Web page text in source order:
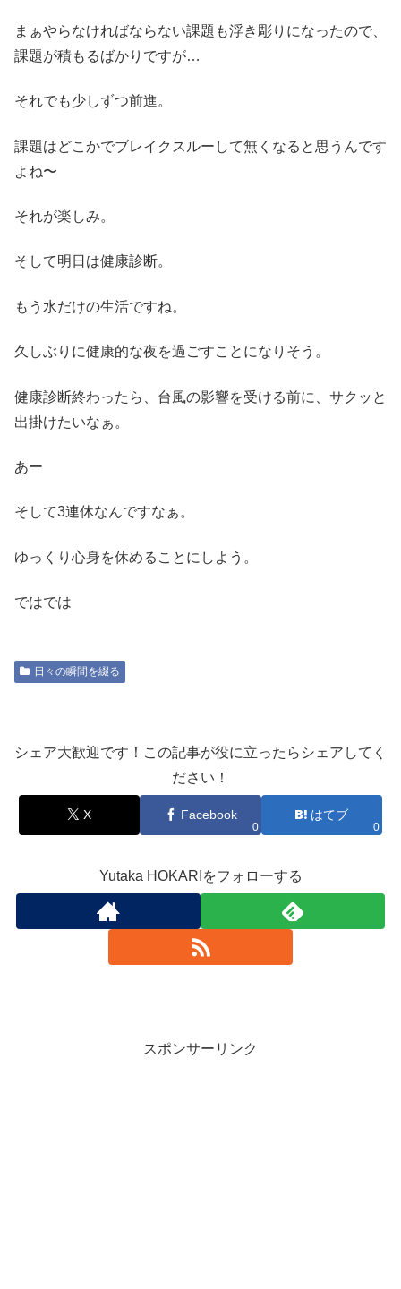
まぁやらなければならない課題も浮き彫りになったので、
課題が積もるばかりですが…
それでも少しずつ前進。
課題はどこかでブレイクスルーして無くなると思うんです
よね〜
それが楽しみ。
そして明日は健康診断。
もう水だけの生活ですね。
久しぶりに健康的な夜を過ごすことになりそう。
健康診断終わったら、台風の影響を受ける前に、サクッと
出掛けたいなぁ。
あー
そして3連休なんですなぁ。
ゆっくり心身を休めることにしよう。
ではでは
日々の瞬間を綴る
シェア大歓迎です！この記事が役に立ったらシェアしてく
ださい！
X Facebook
0
はてブ
0
Yutaka HOKARIをフォローする
スポンサーリンク